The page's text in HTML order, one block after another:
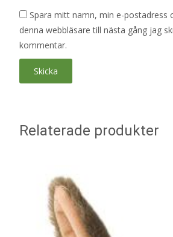
Spara mitt namn, min e-postadress
denna webbläsare till nästa gång jag
kommentar.
Relaterade produkter